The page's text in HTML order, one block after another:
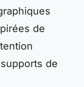
de
de